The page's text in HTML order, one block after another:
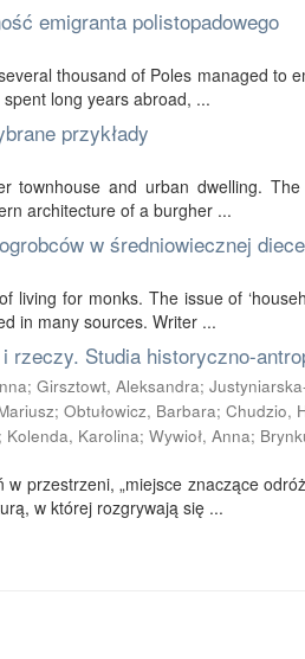
emigranta polistopadowego
thousand of Poles managed to
long years abroad, ...
przykłady
and urban dwelling. The
architecture of a burgher ...
w średniowiecznej
for monks. The issue of
in many sources. Writer ...
rzeczy. Studia historyczno-
; Girsztowt, Aleksandra;
; Obtułowicz, Barbara; Chudzio,
; Kolenda, Karolina; Wywioł, Anna;
przestrzeni, „miejsce znaczące
w której rozgrywają się ...